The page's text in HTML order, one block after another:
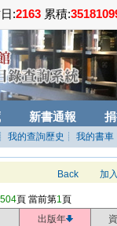
:2163 累積:
新書通報
┊ 我的查詢歷史 ┊ 我的書車
Back 加
504頁 當前第1頁
出版年